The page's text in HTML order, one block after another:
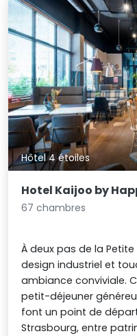
Hôtel 4 étoiles
Hotel Kaijoo by
67 chambres
À deux pas de la Petite
design industriel et
ambiance conviviale.
petit-déjeuner
font un point de
Strasbourg, entre